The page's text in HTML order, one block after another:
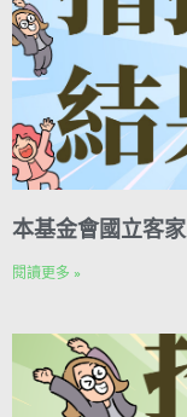
本基金會國立客
閱讀更多 »